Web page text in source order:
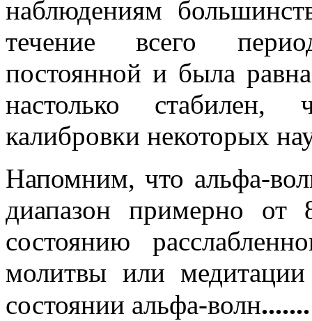
наблюдениям
течение всего
постоянной и была
настолько
калибровки некоторых
Напомним, что альфа-
диапазон примерно
состоянию
молитвы или
состоянии альфа-волн.......